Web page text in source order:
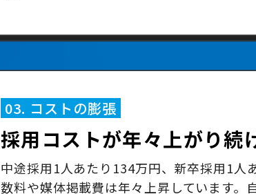
03. コストの膨張
採用コストが年々上がり続
中途採用1人あたり134万円、新卒採用1人
数料や媒体掲載費は年々上昇しています。